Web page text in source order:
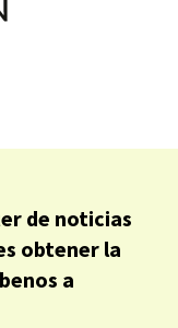
de noticias
obtener la
a